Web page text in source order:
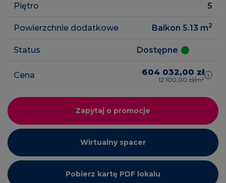
Piętro 5
Powierzchnie dodatkowe Balkon 5.13 m2
Status Dostępne
Cena 604 032,00 zł
12 100,00 zł/m²
Zapytaj o promocje
Wirtualny spacer
Pobierz kartę PDF lokalu